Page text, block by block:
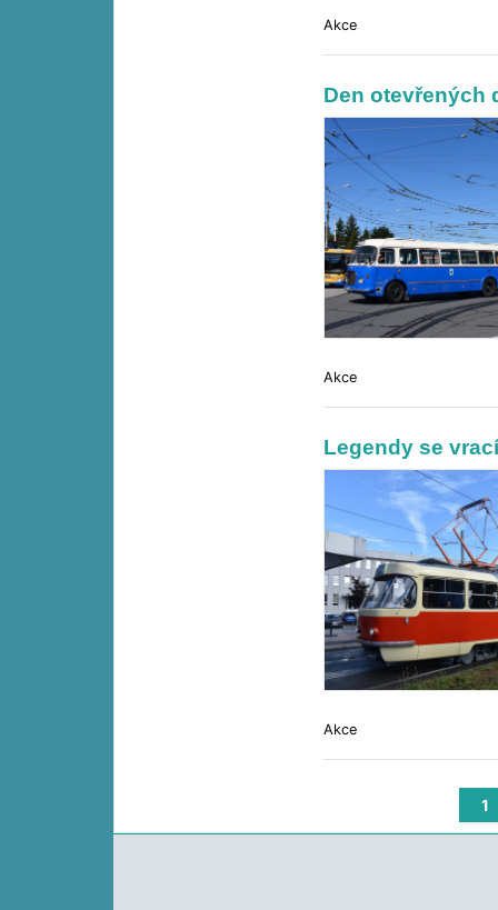
Akce
Den otevřených
Akce
Legendy se
Akce
1